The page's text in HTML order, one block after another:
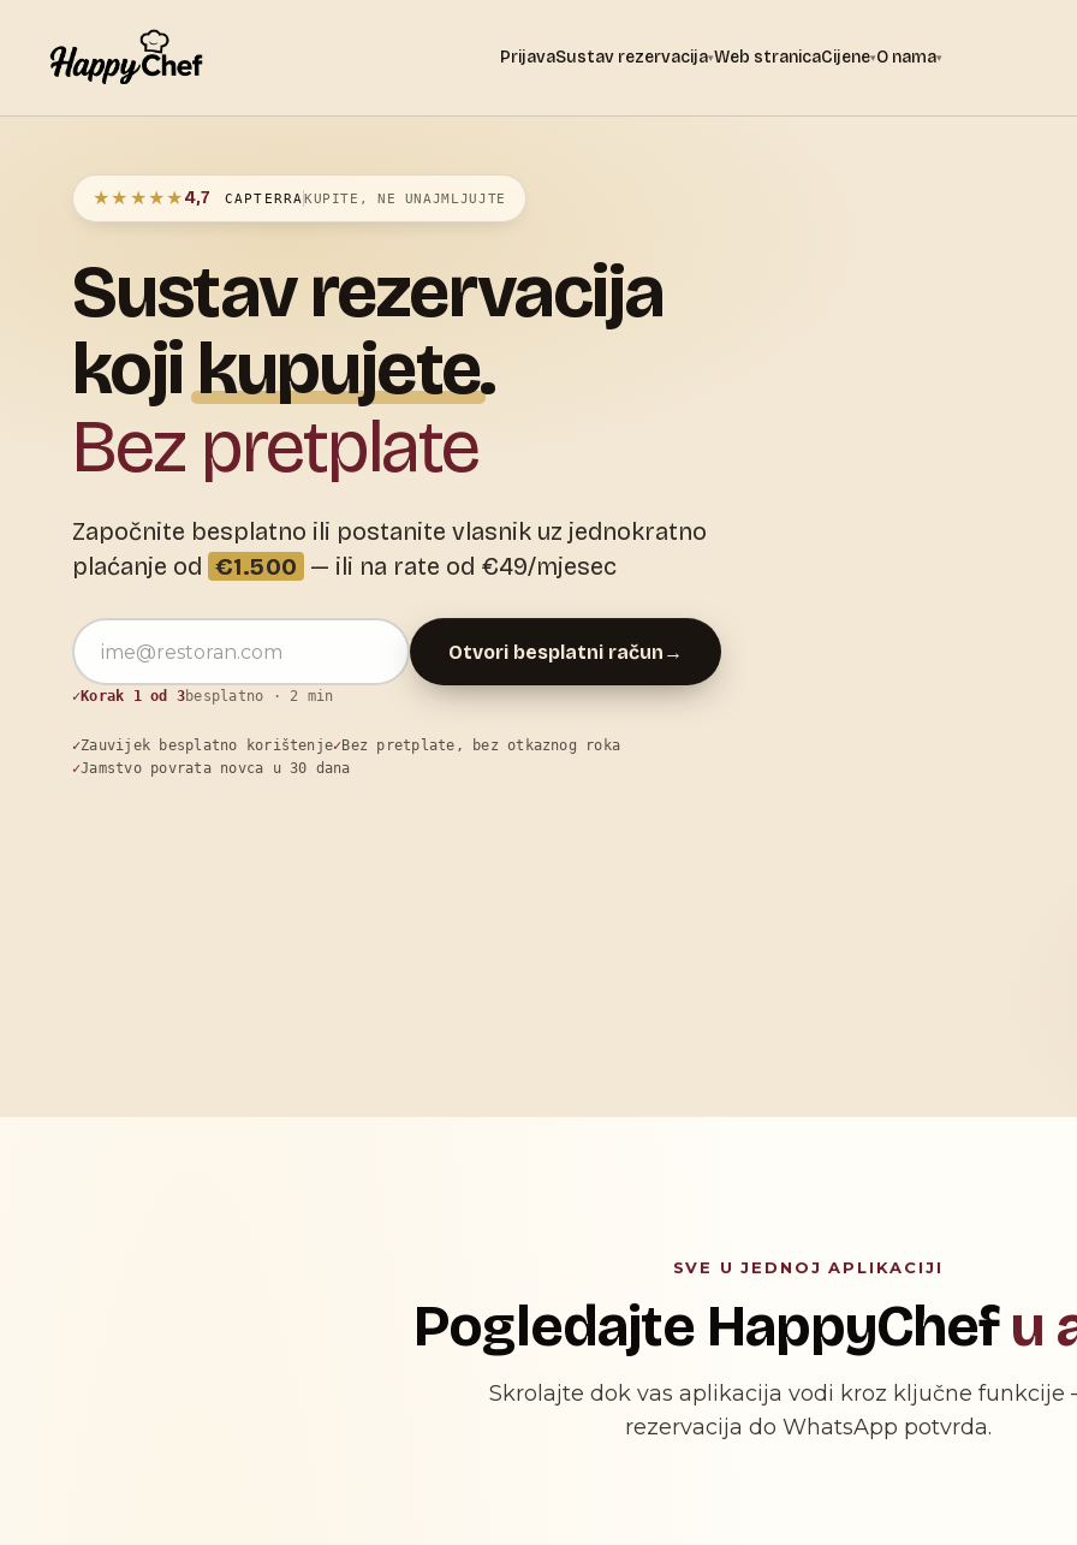
PrijavaSustav rezervacija▾Web stranicaCijene▾ O nama▾
★★★★★4,7 CAPTERRAKUPITE, NE UNAJMLJUJTE
Sustavrezervacija
kojikupujete.
Bez pretplate
Započnite besplatno ili postanite vlasnik uz jednokratno
plaćanje od €1.500 — ili na rate od €49/mjesec
Email adresa
Otvori besplatni račun →
Korak 1 od 3besplatno · 2 min
Zauvijek besplatno korištenje
Bez pretplate, bez otkaznog roka
Jamstvo povrata novca u 30 dana
SVE U JEDNOJ APLIKACIJI
Pogledajte HappyChefu
Skrolajte dok vas aplikacija vodi kroz ključne funkcije
rezervacija do WhatsApp potvrda.